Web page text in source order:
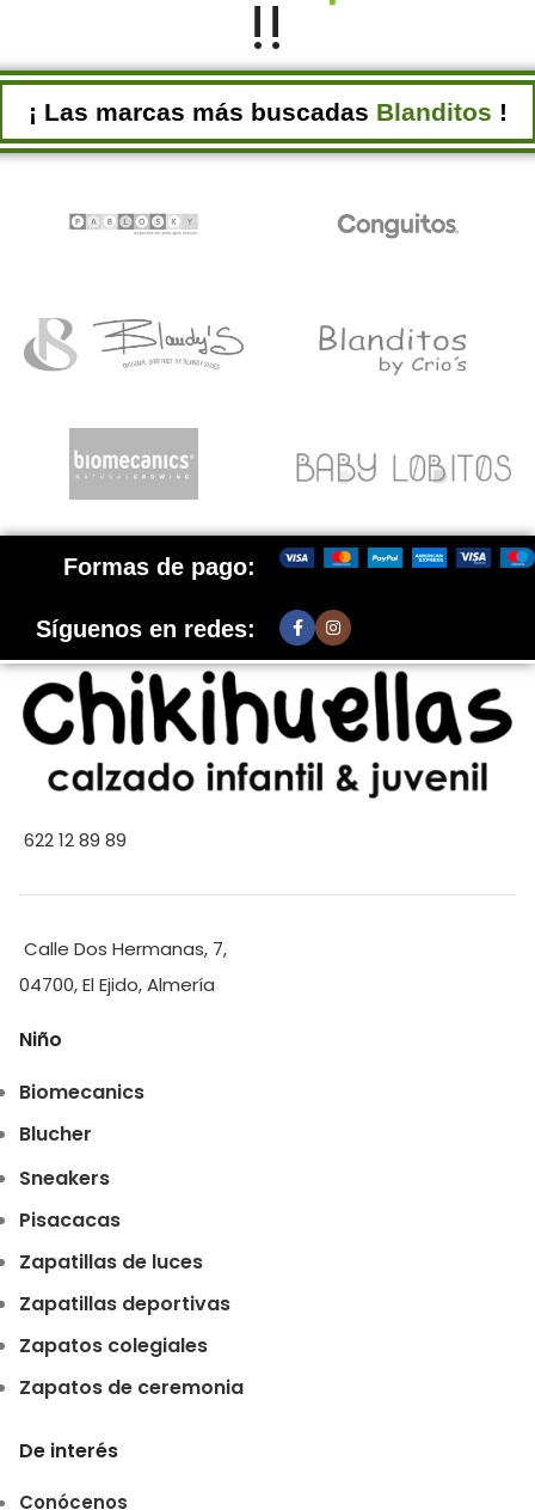
!!
¡ Las marcas más buscadas Blanditos !
Formas de pago:
Síguenos en redes:
622 12 89 89
Calle Dos Hermanas, 7,
04700, El Ejido, Almería
Niño
Biomecanics
Blucher
Sneakers
Pisacacas
Zapatillas de luces
Zapatillas deportivas
Zapatos colegiales
Zapatos de ceremonia
De interés
Conócenos